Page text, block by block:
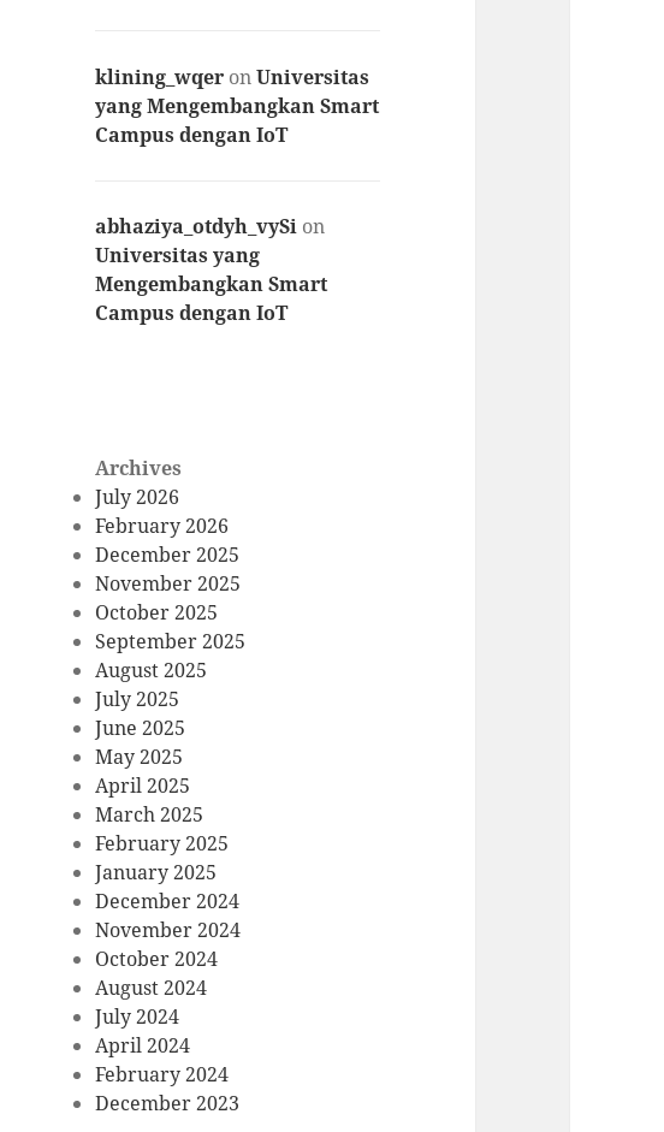
klining_wqer onUniversitas
yang Mengembangkan Smart
Campus dengan IoT
abhaziya_otdyh_vySi on
Universitas yang
Mengembangkan Smart
Campus dengan IoT
Archives
July 2026
February 2026
December 2025
November 2025
October 2025
September 2025
August 2025
July 2025
June 2025
May 2025
April 2025
March 2025
February 2025
January 2025
December 2024
November 2024
October 2024
August 2024
July 2024
April 2024
February 2024
December 2023